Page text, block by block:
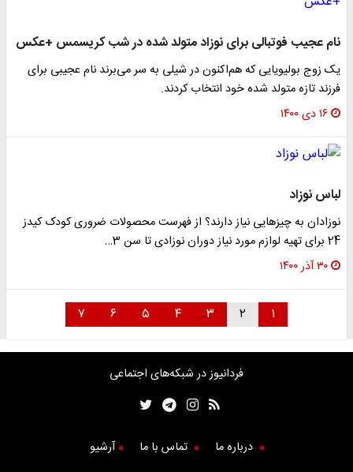
نام عجیب فوتبالی برای نوزاد متولد شده در شب کریسمس +عکس
یک زوج بولیویایی که هم‌اکنون در شیلی به سر می‌برند نام عجیبی برای
فرزند تازه متولد شده خود انتخاب کردند.
۱۶ دی ۱۴۰۰
لباس نوزاد
نوزادان به چیزهایی نیاز دارند؟ از فهرست محصولات ضروری کودک کیدز
24 برای تهیه لوازم مورد نیاز دوران نوزادی تا سن 3…
۳۰ آذر ۱۴۰۰
۱ ۲ ۳ ۴ ۵ ۶ ۷
فردانیوز در شبکه‌های اجتماعی
درباره ما تماس با ما آرشیو